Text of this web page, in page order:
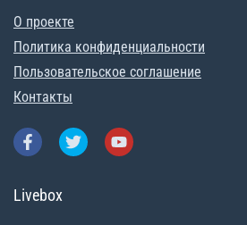
О проекте
Политика конфиденциальности
Пользовательское соглашение
Контакты
Livebox